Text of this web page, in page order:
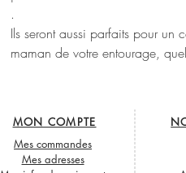
.
Ils seront aussi parfaits pour un
maman de votre entourage,
MON COMPTE
Mes commandes
Mes adresses